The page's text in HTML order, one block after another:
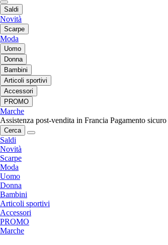
Saldi
Novità
Scarpe
Moda
Uomo
Donna
Bambini
Articoli sportivi
Accessori
PROMO
Marche
Assistenza post-vendita in Francia Pagamento sicuro
Cerca
Saldi
Novità
Scarpe
Moda
Uomo
Donna
Bambini
Articoli sportivi
Accessori
PROMO
Marche